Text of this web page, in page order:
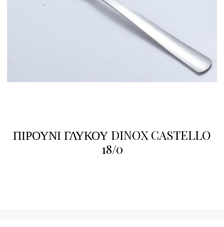
ΠΙΡΟΥΝΙ ΓΛΥΚΟΥ DINOX CASTELLO
18/0